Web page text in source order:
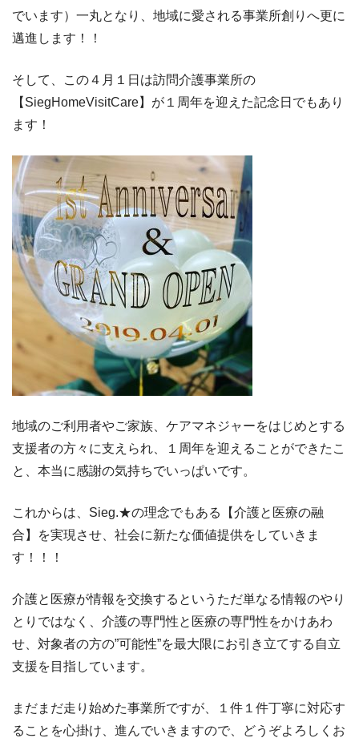
でいます）一丸となり、地域に愛される事業所創りへ更に
邁進します！！
そして、この４月１日は訪問介護事業所の
【SiegHomeVisitCare】が１周年を迎えた記念日でもあり
ます！
地域のご利用者やご家族、ケアマネジャーをはじめとする
支援者の方々に支えられ、１周年を迎えることができたこ
と、本当に感謝の気持ちでいっぱいです。
これからは、Sieg.★の理念でもある【介護と医療の融
合】を実現させ、社会に新たな価値提供をしていきま
す！！！
介護と医療が情報を交換するというただ単なる情報のやり
とりではなく、介護の専門性と医療の専門性をかけあわ
せ、対象者の方の”可能性”を最大限にお引き立てする自立
支援を目指しています。
まだまだ走り始めた事業所ですが、１件１件丁寧に対応す
ることを心掛け、進んでいきますので、どうぞよろしくお